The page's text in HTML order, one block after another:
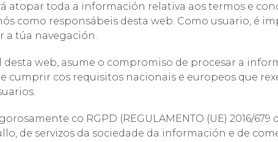
atopar toda a información relativa aos termos e
como responsábeis desta web. Como usuario, é
a túa navegación.
desta web, asume o compromiso de procesar a
cumprir cos requisitos nacionais e europeos que
co RGPD (REGULAMENTO (UE) 2016/
de servizos da sociedade da información e de